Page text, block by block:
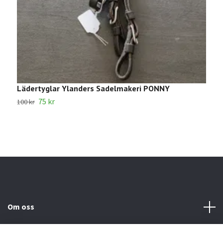
Lädertyglar Ylanders Sadelmakeri PONNY
100 kr 75 kr
Om oss